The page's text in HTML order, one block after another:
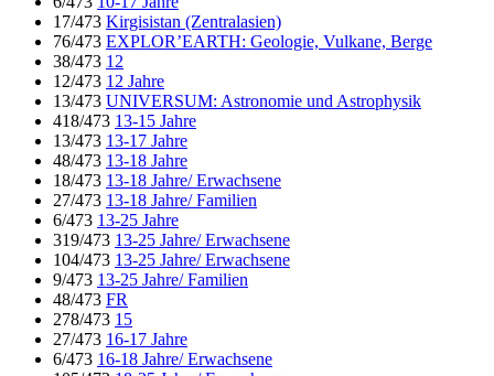
17/473 Kirgisistan (Zentralasien)
76/473 EXPLOR’EARTH: Geologie, Vulkane, Berge
38/473 12
12/473 12 Jahre
13/473 UNIVERSUM: Astronomie und Astrophysik
418/473 13-15 Jahre
13/473 13-17 Jahre
48/473 13-18 Jahre
18/473 13-18 Jahre/ Erwachsene
27/473 13-18 Jahre/ Familien
6/473 13-25 Jahre
319/473 13-25 Jahre/ Erwachsene
104/473 13-25 Jahre/ Erwachsene
9/473 13-25 Jahre/ Familien
48/473 FR
278/473 15
27/473 16-17 Jahre
6/473 16-18 Jahre/ Erwachsene